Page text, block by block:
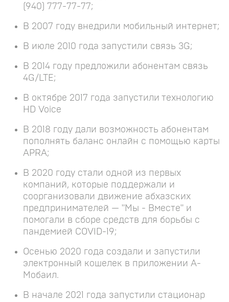
(940) 777-77-77;
В 2007 году внедрили мобильный интернет;
В июле 2010 года запустили связь 3G;
В 2014 году предложили абонентам связь
4G/LTE;
В октябре 2017 года запустили технологию
HD Voice
В 2018 году дали возможность абонентам
пополнять баланс онлайн с помощью карты
APRA;
В 2020 году стали одной из первых
компаний, которые поддержали и
соорганизовали движение абхазских
предпринимателей — "Мы - Вместе" и
помогали в сборе средств для борьбы с
пандемией COVID-19;
Осенью 2020 года создали и запустили
электронный кошелек в приложении А-
Мобаил.
В начале 2021 года запустили стационар